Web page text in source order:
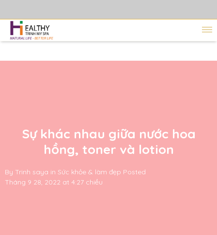
Sự khác nhau giữa nước hoa
hồng, toner và lotion
By Trinh saya in Sức khỏe & làm đẹp Posted
Tháng 9 28, 2022 at 4:27 chiều